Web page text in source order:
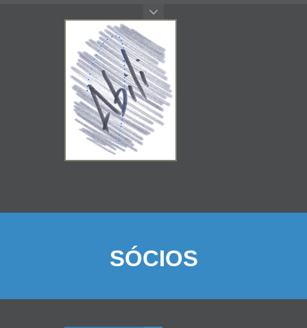
SÓCIOS